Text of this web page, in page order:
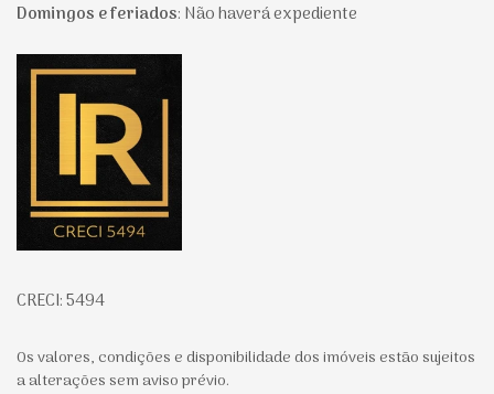
Domingos e feriados: Não haverá expediente
Página inicial
CRECI: 5494
Os valores, condições e disponibilidade dos imóveis estão sujeitos
a alterações sem aviso prévio.